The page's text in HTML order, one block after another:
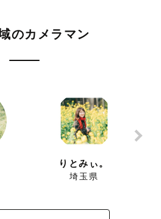
のカメラマン
りとみぃ。
埼玉県